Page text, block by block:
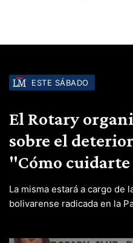
ESTE SÁBADO
El Rotary
sobre el
"Cómo
La misma estará a cargo de
bolivarense radicada en la